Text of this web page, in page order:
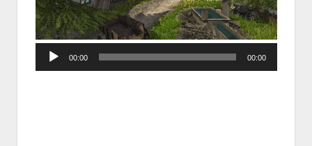
Player
00:00 00:00